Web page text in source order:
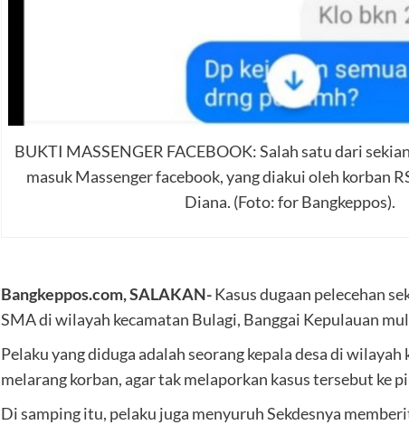
BUKTI MASSENGER FACEBOOK: Salah satu dari
masuk Massenger facebook, yang diakui oleh korban
Diana. (Foto: for Bangkeppos).
Bangkeppos.com, SALAKAN-Kasus dugaan pelecehan
SMA di wilayah kecamatan Bulagi, Banggai Kepulauan
Pelaku yang diduga adalah seorang kepala desa di
melarang korban, agar tak melaporkan kasus tersebut ke
Di samping itu, pelaku juga menyuruh Sekdesnya